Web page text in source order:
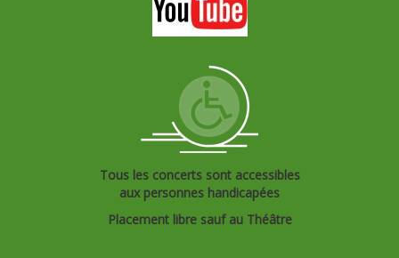
Tous les concerts sont accessibles
aux personnes handicapées
Placement libre sauf au Théâtre